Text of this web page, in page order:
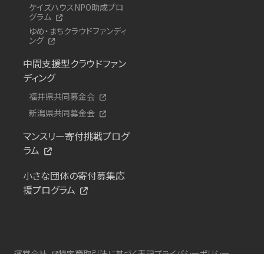
ケイズハウスNPO助成プロ
グラム
ゆめ・まちクラウドファンディ
ング
中間支援型クラウドファン
ディング
福井県共同募金会
新潟県共同募金会
マンスリー寄付挑戦プログ
ラム
小さな団体の寄付募集応
援プログラム